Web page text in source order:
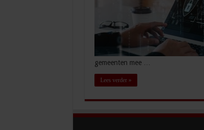
gemeenten mee …
Lees verder »